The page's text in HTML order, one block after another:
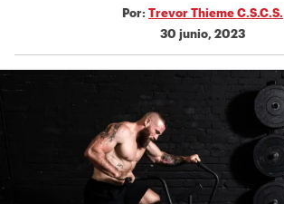
Por: Trevor Thieme C.S.C.S.
30 junio, 2023